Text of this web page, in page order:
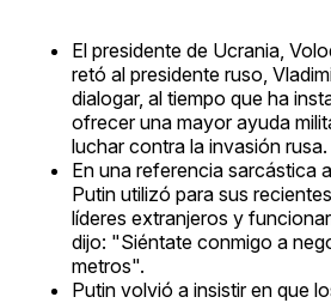
El presidente de Ucrania,
retó al presidente ruso,
dialogar, al tiempo que ha
ofrecer una mayor ayuda
luchar contra la invasión rusa.
En una referencia sarcástica
Putin utilizó para sus
líderes extranjeros y
dijo: "Siéntate conmigo a
metros".
Putin volvió a insistir en que